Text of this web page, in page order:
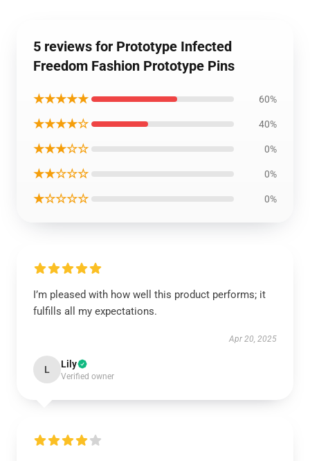
5 reviews for Prototype Infected
Freedom Fashion Prototype Pins
★★★★★ 60%
★★★★☆ 40%
★★★☆☆ 0%
★★☆☆☆ 0%
★☆☆☆☆ 0%
I’m pleased with how well this product performs; it
fulfills all my expectations.
Apr 20, 2025
L Lily
Verified owner